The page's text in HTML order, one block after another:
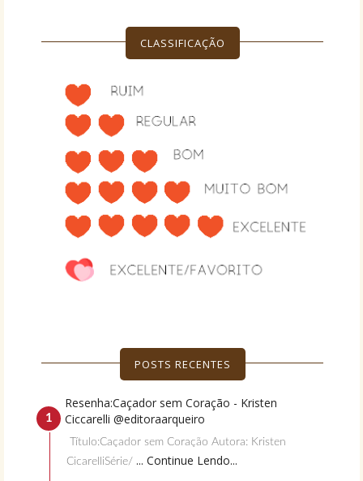
CLASSIFICAÇÃO
POSTS RECENTES
Resenha:Caçador sem Coração - Kristen
Ciccarelli @editoraarqueiro
Título:Caçador sem Coração Autora: Kristen
CicarelliSérie/ ... Continue Lendo...